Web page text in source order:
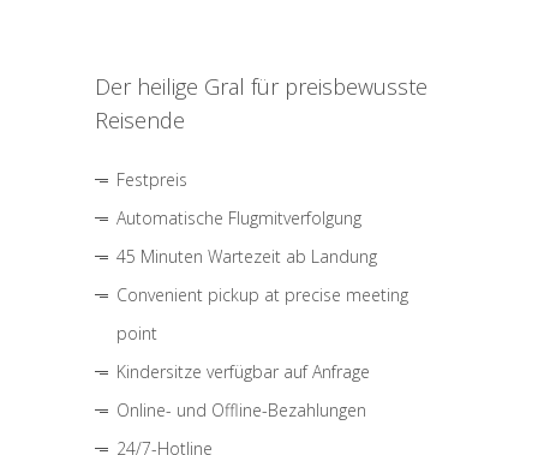
Der heilige Gral für preisbewusste
Reisende
Festpreis
Automatische Flugmitverfolgung
45 Minuten Wartezeit ab Landung
Convenient pickup at precise meeting
point
Kindersitze verfügbar auf Anfrage
Online- und Offline-Bezahlungen
24/7-Hotline